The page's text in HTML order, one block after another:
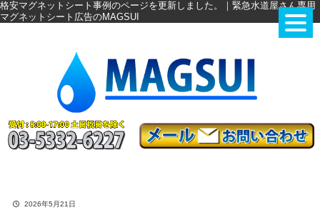
格安マグネットシート事例のページを更新しました。｜緊急水道屋さん専用
マグネットシート広告のMAGSUI
2026年5月21日